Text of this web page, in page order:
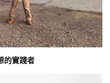
的實踐者